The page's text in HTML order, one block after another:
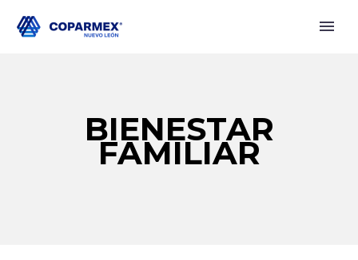
BIENESTAR
FAMILIAR